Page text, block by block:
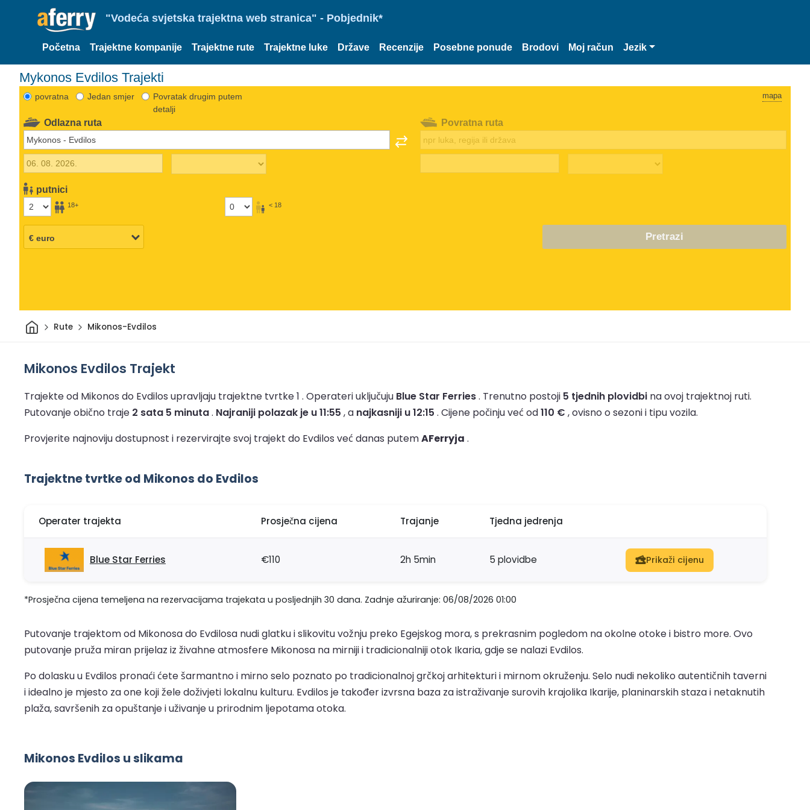
"Vodeća svjetska trajektna web stranica" - Pobjednik*
Početna Trajektne kompanije Trajektne rute Trajektne luke Države Recenzije Posebne ponude Brodovi Moj račun Jezik
Mykonos Evdilos Trajekti
povratna Jedan smjer
Povratak drugim putem
detalji
mapa
Odlazna ruta
putnici
18+ < 18
Povratna ruta
Pretrazi
DomRute Mikonos-Evdilos
Mikonos Evdilos Trajekt
Trajekte od Mikonos do Evdilos upravljaju trajektne tvrtke 1 . Operateri uključuju Blue Star Ferries. Trenutno postoji 5 tjednih plovidbi na ovoj trajektnoj ruti.
Putovanje obično traje 2 sata 5 minuta. Najraniji polazak je u 11:55 , a najkasniji u 12:15 . Cijene počinju već od110 € , ovisno o sezoni i tipu vozila.
Provjerite najnoviju dostupnost i rezervirajte svoj trajekt do Evdilos već danas putemAFerryja .
Trajektne tvrtke od Mikonos do Evdilos
Operater trajekta Prosječna cijena Trajanje Tjedna jedrenja
Blue Star Ferries €110 2h 5min 5 plovidbe Prikaži cijenu
*Prosječna cijena temeljena na rezervacijama trajekata u posljednjih 30 dana. Zadnje ažuriranje: 06/08/2026 01:00
Putovanje trajektom od Mikonosa do Evdilosa nudi glatku i slikovitu vožnju preko Egejskog mora, s prekrasnim pogledom na okolne otoke i bistro more. Ovo
putovanje pruža miran prijelaz iz živahne atmosfere Mikonosa na mirniji i tradicionalniji otok Ikaria, gdje se nalazi Evdilos.
Po dolasku u Evdilos pronaći ćete šarmantno i mirno selo poznato po tradicionalnoj grčkoj arhitekturi i mirnom okruženju. Selo nudi nekoliko autentičnih taverni
i idealno je mjesto za one koji žele doživjeti lokalnu kulturu. Evdilos je također izvrsna baza za istraživanje surovih krajolika Ikarije, planinarskih staza i netaknutih
plaža, savršenih za opuštanje i uživanje u prirodnim ljepotama otoka.
Mikonos Evdilos u slikama